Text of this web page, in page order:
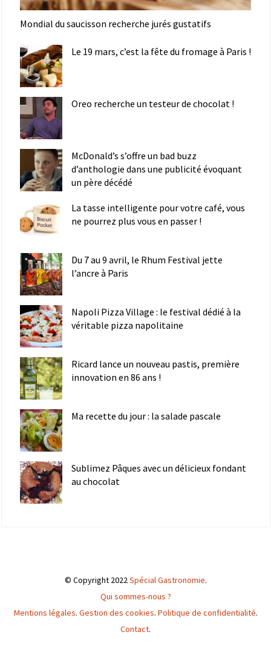
Mondial du saucisson recherche jurés gustatifs
Le 19 mars, c’est la fête du fromage à Paris !
Oreo recherche un testeur de chocolat !
McDonald’s s’offre un bad buzz
d’anthologie dans une publicité évoquant
un père décédé
La tasse intelligente pour votre café, vous
ne pourrez plus vous en passer !
Du 7 au 9 avril, le Rhum Festival jette
l’ancre à Paris
Napoli Pizza Village : le festival dédié à la
véritable pizza napolitaine
Ricard lance un nouveau pastis, première
innovation en 86 ans !
Ma recette du jour : la salade pascale
Sublimez Pâques avec un délicieux fondant
au chocolat
© Copyright 2022Spécial Gastronomie.
Qui sommes-nous ?
Mentions légales. Gestion des cookies. Politique de confidentialité.
Contact.